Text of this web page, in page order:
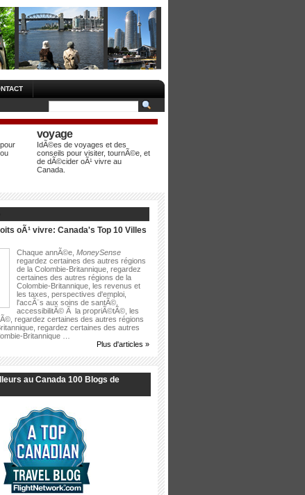
voyage
IdÃ©es de voyages et des
conseils pour visiter, tournÃ©e, et
de dÃ©cider oÃ¹ vivre au
Canada.
oÃ¹ vivre: Canada's Top 10 Villes
Chaque annÃ©e, MoneySense
regardez certaines des autres régions
de la Colombie-Britannique, regardez
certaines des autres régions de la
Colombie-Britannique, les revenus et
les taxes, perspectives d'emploi,
l'accÃ¨s aux soins de santÃ©,
accessibilitÃ© Ã la propriÃ©tÃ©, les
regardez certaines des autres régions
regardez certaines des autres
Britannique …
Plus d'articles »
au Canada 100 Blogs de